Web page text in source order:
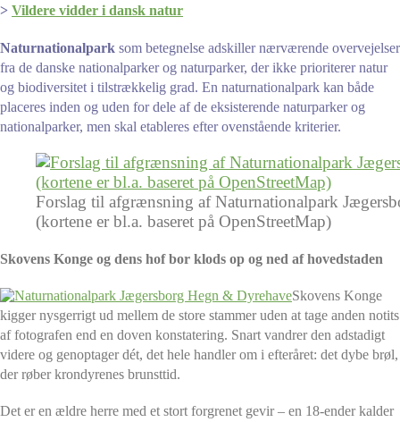
> Vildere vidder i dansk natur
Naturnationalpark som betegnelse adskiller nærværende overvejelser
fra de danske nationalparker og naturparker, der ikke prioriterer natur
og biodiversitet i tilstrækkelig grad. En naturnationalpark kan både
placeres inden og uden for dele af de eksisterende naturparker og
nationalparker, men skal etableres efter ovenstående kriterier.
Forslag til afgrænsning af Naturnationalpark
(kortene er bl.a. baseret på OpenStreetMap)
Skovens Konge og dens hof bor klods op og ned af hovedstaden
Skovens Konge
kigger nysgerrigt ud mellem de store stammer uden at tage anden notits
af fotografen end en doven konstatering. Snart vandrerden adstadigt
videre og genoptager dét, det hele handler om i efteråret: det dybe brøl,
der røber krondyrenes brunsttid.
Det er en ældre herre med et stort forgrenet gevir – en 18-ender kalder